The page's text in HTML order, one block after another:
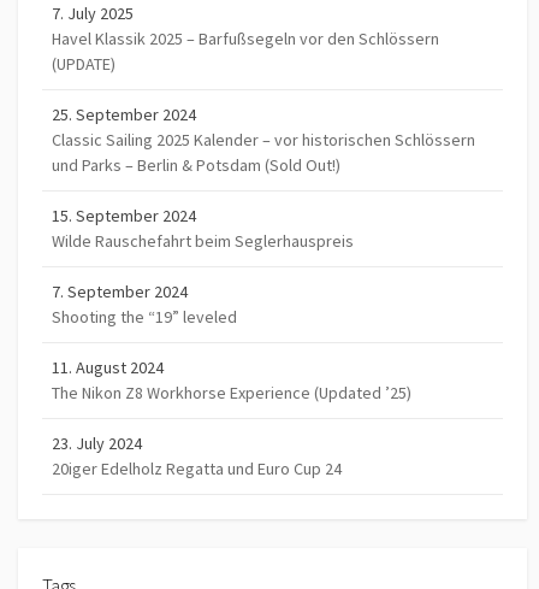
7. July 2025
Havel Klassik 2025 – Barfußsegeln vor den Schlössern
(UPDATE)
25. September 2024
Classic Sailing 2025 Kalender – vor historischen Schlössern
und Parks – Berlin & Potsdam (Sold Out!)
15. September 2024
Wilde Rauschefahrt beim Seglerhauspreis
7. September 2024
Shooting the “19” leveled
11. August 2024
The Nikon Z8 Workhorse Experience (Updated ’25)
23. July 2024
20iger Edelholz Regatta und Euro Cup 24